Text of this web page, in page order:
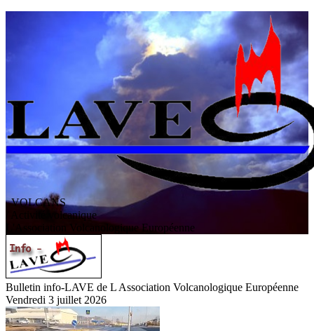
VOLCANS
/ Activité volcanique
ssociation V olcanologiqueEuropéenne
Bulletin info-LAVE de L Association Volcanologique Européenne
Vendredi 3 juillet 2026